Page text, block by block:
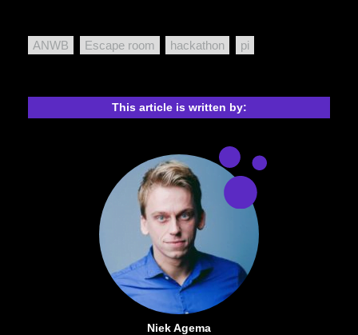
ANWB Escape room hackathon pi
This article is written by:
Niek Agema